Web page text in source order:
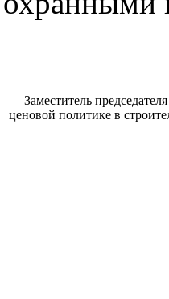
Заместитель
ценовой политике в